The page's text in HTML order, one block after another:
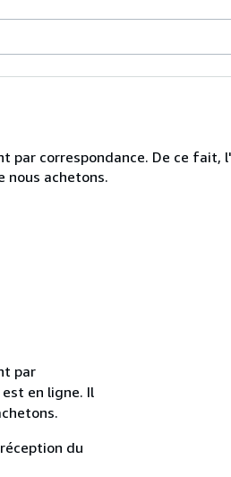
par correspondance. De ce
nous achetons.
par
en ligne. Il
du